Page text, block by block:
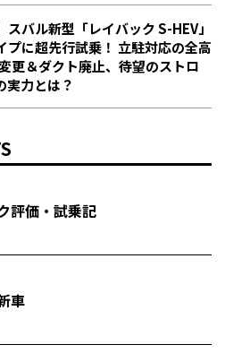
スバル新型「レイバック S-HEV」
プに超先行試乗！ 立駐対応の全高
更＆ダクト廃止、待望のストロ
実力とは？
評価・試乗記
車